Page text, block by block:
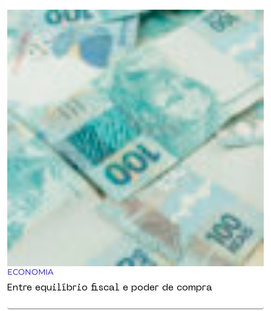
ECONOMIA
Entre equilíbrio fiscal e poder de compra